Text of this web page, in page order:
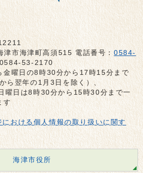
市海津町高須515 電話番号：0584-
0584-53-2170
金曜日の8時30分から17時15分まで
ら翌年の1月3日を除く）、
曜日は8時30分から15時30分まで一
す
おける個人情報の取り扱いに関す
海津市役所